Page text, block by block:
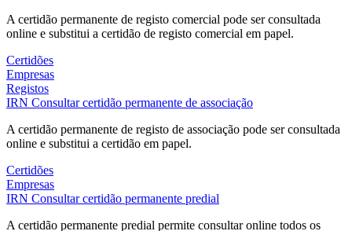
A certidão permanente de registo comercial pode ser consultada
online e substitui a certidão de registo comercial em papel.
Certidões
Empresas
Registos
IRN Consultar certidão permanente de associação
A certidão permanente de registo de associação pode ser consultada
online e substitui a certidão em papel.
Certidões
Empresas
IRN Consultar certidão permanente predial
A certidão permanente predial permite consultar online todos os